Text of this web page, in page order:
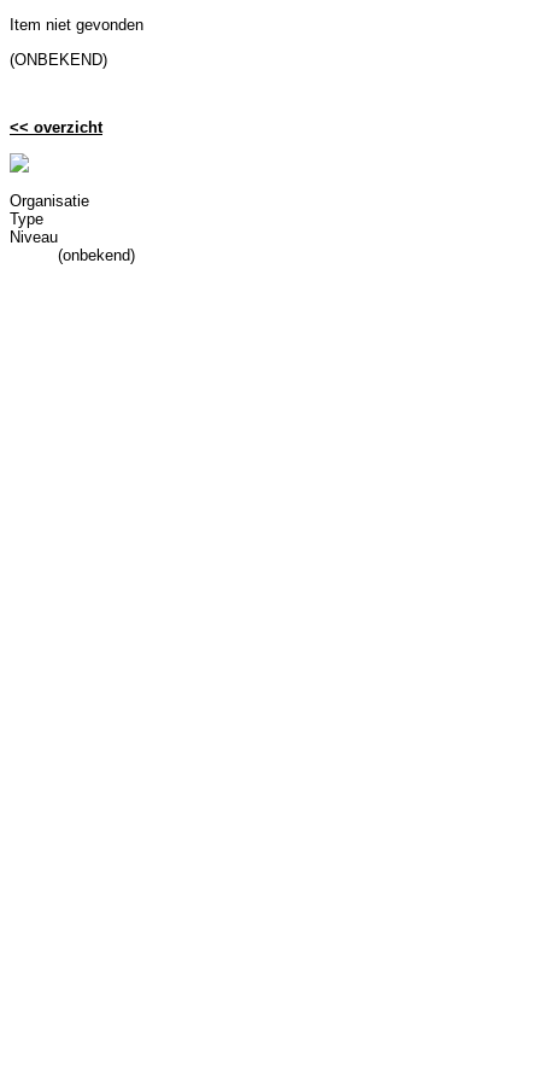
Item niet gevonden
(ONBEKEND)
<< overzicht
Organisatie
Type
Niveau
(onbekend)